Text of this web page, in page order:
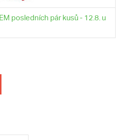
posledních pár kusů - 12.8. u